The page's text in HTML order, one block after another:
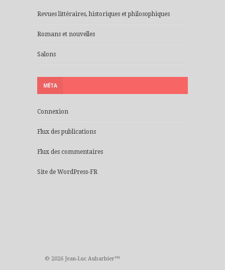
Revues littéraires, historiques et philosophiques
Romans et nouvelles
Salons
MÉTA
Connexion
Flux des publications
Flux des commentaires
Site de WordPress-FR
© 2026 Jean-Luc Aubarbier™